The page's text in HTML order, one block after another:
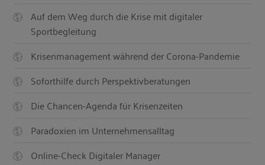
Auf dem Weg durch die Krise mit digitaler
Sportbegleitung
Krisenmanagement während der Corona-Pandemie
Soforthilfe durch Perspektivberatungen
Die Chancen-Agenda für Krisenzeiten
Paradoxien im Unternehmensalltag
Online-Check Digitaler Manager